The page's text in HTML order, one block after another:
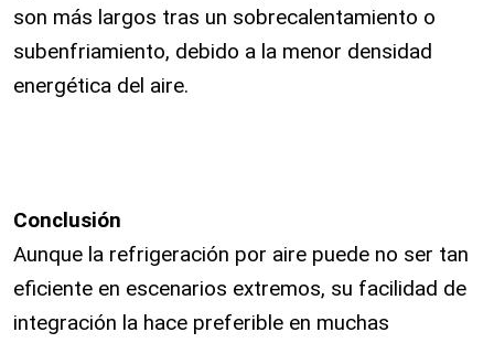
son más largos tras un sobrecalentamiento o
subenfriamiento, debido a la menor densidad
energética del aire.
Conclusión
Aunque la refrigeración por aire puede no ser tan
eficiente en escenarios extremos, su facilidad de
integración la hace preferible en muchas